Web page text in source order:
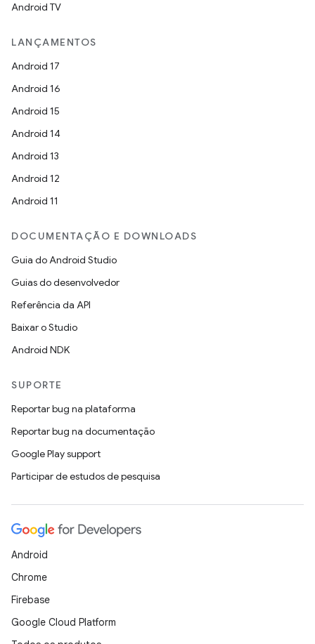
Android TV
LANÇAMENTOS
Android 17
Android 16
Android 15
Android 14
Android 13
Android 12
Android 11
DOCUMENTAÇÃO E DOWNLOADS
Guia do Android Studio
Guias do desenvolvedor
Referência da API
Baixar o Studio
Android NDK
SUPORTE
Reportar bug na plataforma
Reportar bug na documentação
Google Play support
Participar de estudos de pesquisa
Android
Chrome
Firebase
Google Cloud Platform